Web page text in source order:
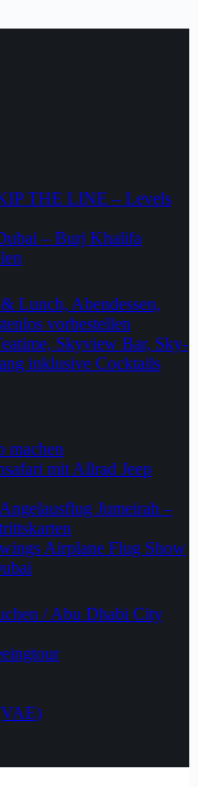
THE LINE – Levels
– Burj Khalifa
Lunch, Abendessen,
vorbestellen
Skyview Bar, Sky-
inklusive Cocktails
machen
mit Allrad Jeep
Jumeirah –
Airplane Flug Show
/ Abu Dhabi City